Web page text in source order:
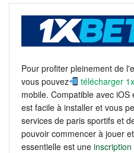
Pour profiter pleinement de
vous pouvez
télécharger
mobile. Compatible avec
est facile à installer et vous
services de paris sportifs et
pouvoir commencer à jouer
essentielle est une inscription